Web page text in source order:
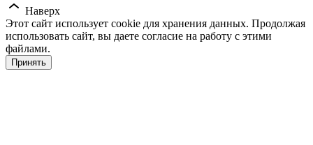
Наверх
Этот сайт использует cookie для хранения данных. Продолжая
использовать сайт, вы даете согласие на работу с этими
файлами.
Принять